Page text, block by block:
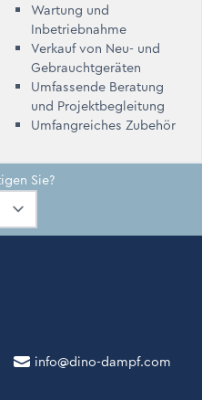
Wartung und
Inbetriebnahme
Verkauf von Neu- und
Gebrauchtgeräten
Umfassende Beratung
und Projektbegleitung
Umfangreiches Zubehör
Sie?
info@dino-dampf.com